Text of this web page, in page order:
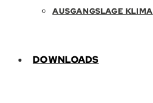
AUSGANGSLAGE KLIMA
DOWNLOADS